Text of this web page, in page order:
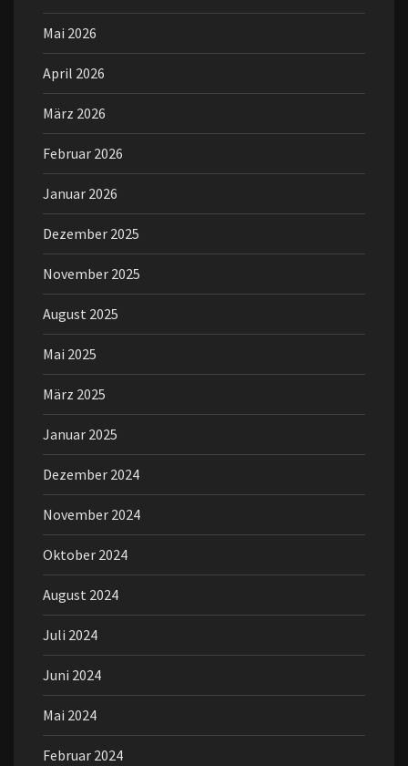
Mai 2026
April 2026
März 2026
Februar 2026
Januar 2026
Dezember 2025
November 2025
August 2025
Mai 2025
März 2025
Januar 2025
Dezember 2024
November 2024
Oktober 2024
August 2024
Juli 2024
Juni 2024
Mai 2024
Februar 2024